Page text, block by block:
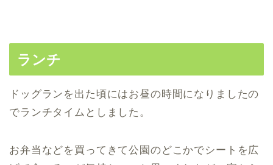
ランチ
ドッグランを出た頃にはお昼の時間になりましたの
でランチタイムとしました。
お弁当などを買ってきて公園のどこかでシートを広